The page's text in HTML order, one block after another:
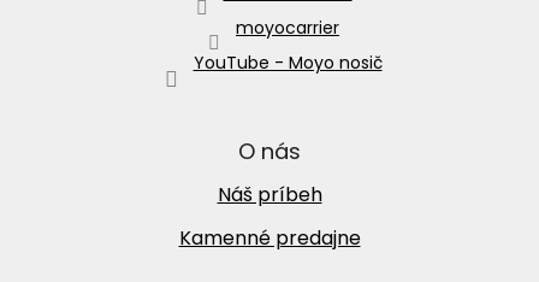
moyocarrier
YouTube - Moyo nosič
O nás
Náš príbeh
Kamenné predajne